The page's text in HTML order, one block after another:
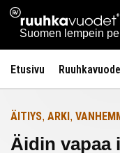
Siirry
sisältöön
Ruuhkavuodet.fi
Suomen lempein
Etusivu
Etusivulle
ÄITIYS, ARKI ,
Äidin vapaa